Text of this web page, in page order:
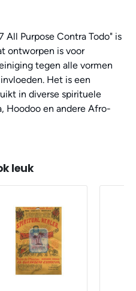
All Purpose Contra Todo" is
ontworpen is voor
tegen alle vormen
Het is een
in diverse spirituele
Hoodoo en andere Afro-
leuk